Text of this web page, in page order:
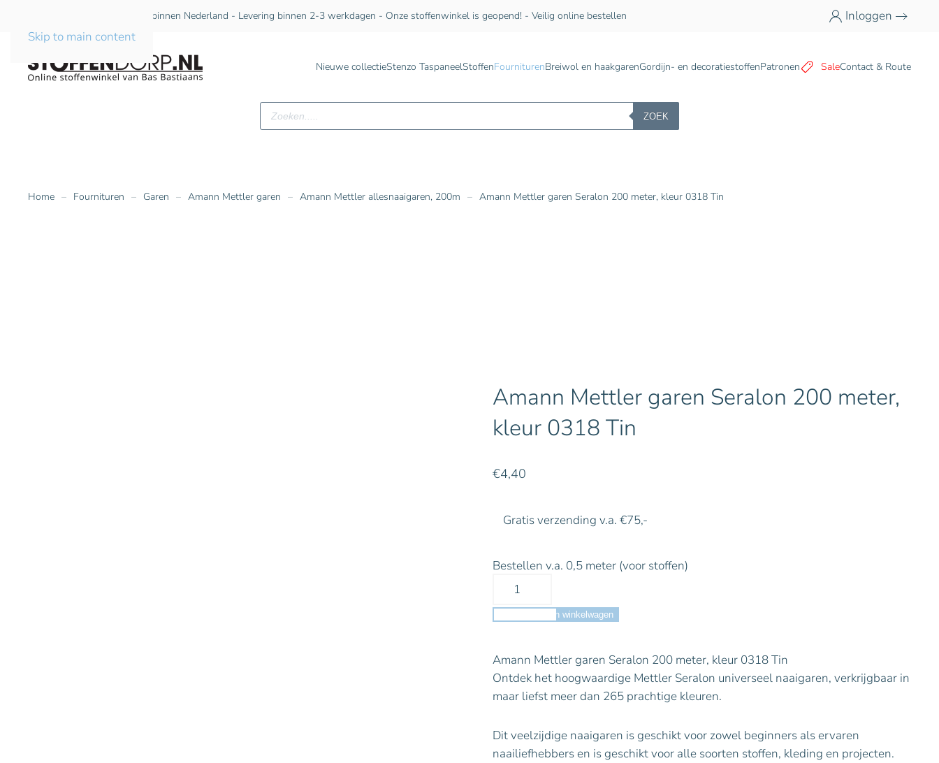
Skip to main content
Gratis verzending vanaf €75 binnen Nederland - Levering binnen 2-3 werkdagen - Onze stoffenwinkel is geopend! - Veilig online bestellen Inloggen
Nieuwe collectieStenzo TaspaneelStoffenFourniturenBreiwol en haakgarenGordijn- en decoratiestoffenPatronen SaleContact & Route
Producten
zoeken
ZOEK
Home Fournituren Garen Amann Mettler garen Amann Mettler allesnaaigaren, 200m Amann Mettler garen Seralon 200 meter, kleur 0318 Tin
Amann Mettler garen Seralon 200 meter,
kleur 0318 Tin
€4,40
Gratis verzending v.a. €75,-
Bestellen v.a. 0,5 meter (voor stoffen)
Toevoegen aan winkelwagen
Amann Mettler garen Seralon 200 meter, kleur 0318 Tin
Ontdek het hoogwaardige Mettler Seralon universeel naaigaren, verkrijgbaar in
maar liefst meer dan 265 prachtige kleuren.
Dit veelzijdige naaigaren is geschikt voor zowel beginners als ervaren
naailiefhebbers en is geschikt voor alle soorten stoffen, kleding en projecten.